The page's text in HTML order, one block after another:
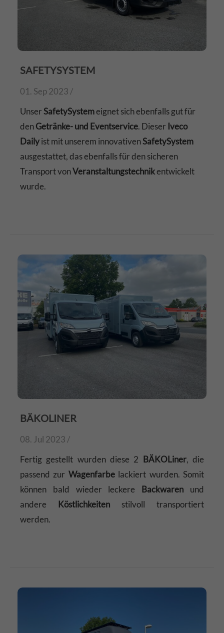
SAFETYSYSTEM
01. Sep 2023 /
UnserSafetySystemeignet sich ebenfalls gut für
denGetränke- und Eventservice. Dieser Iveco
Dailyist mit unserem innovativenSafetySystem
ausgestattet, das ebenfalls für den sicheren
Transport vonVeranstaltungstechnikentwickelt
wurde.
BÄKOLINER
08. Jul 2023 /
Fertig gestellt wurden diese 2 BÄKOLiner, die
passend zur Wagenfarbelackiert wurden. Somit
können bald wieder leckere Backwaren und
andere Köstlichkeiten stilvoll transportiert
werden.